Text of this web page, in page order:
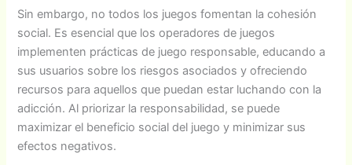
Sin embargo, no todos los juegos fomentan la cohesión
social. Es esencial que los operadores de juegos
implementen prácticas de juego responsable, educando a
sus usuarios sobre los riesgos asociados y ofreciendo
recursos para aquellos que puedan estar luchando con la
adicción. Al priorizar la responsabilidad, se puede
maximizar el beneficio social del juego y minimizar sus
efectos negativos.